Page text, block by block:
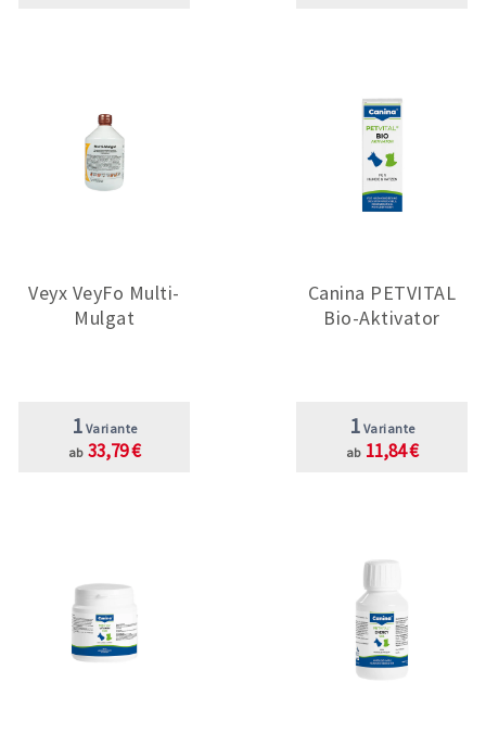
Veyx VeyFo Multi-
Mulgat
1 Variante
ab 33,79 €
Canina PETVITAL
Bio-Aktivator
1 Variante
ab 11,84 €